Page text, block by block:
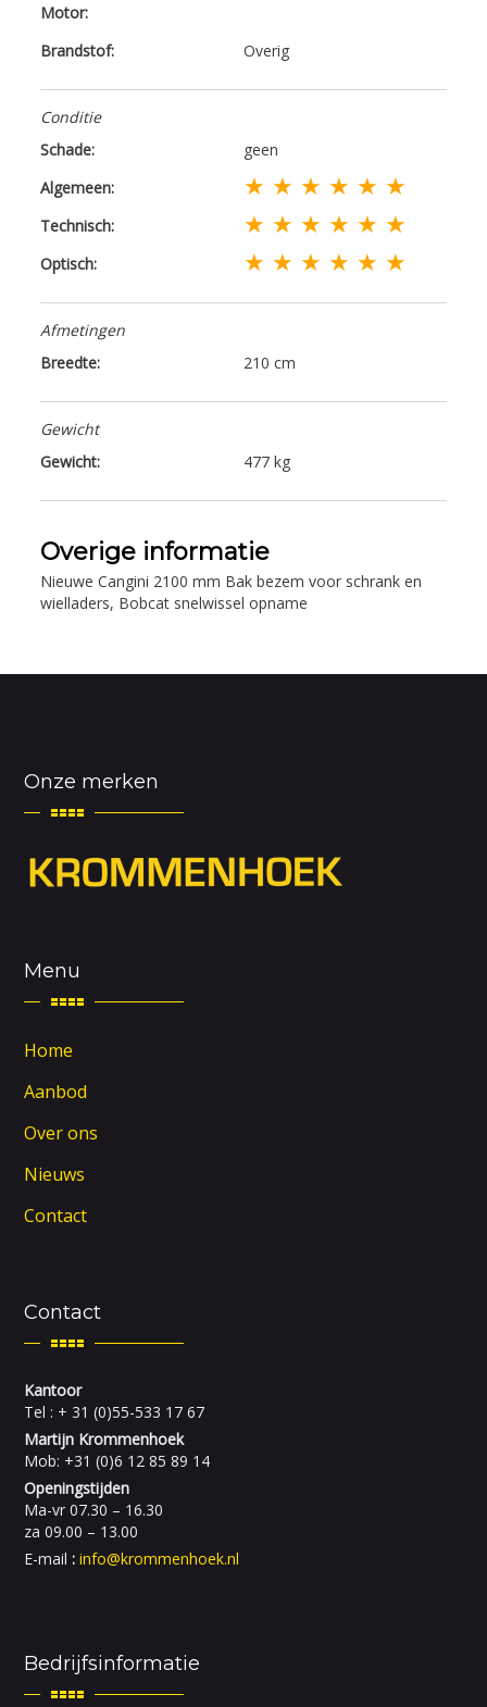
Motor:
Brandstof:
Overig
Conditie
Schade:
geen
Algemeen:
★ ★ ★ ★ ★ ★
Technisch: ★ ★ ★ ★ ★ ★
Optisch: ★ ★ ★ ★ ★ ★
Afmetingen
Breedte:
210 cm
Gewicht
Gewicht:
477 kg
Overige informatie
Nieuwe Cangini 2100 mm Bak bezem voor schrank en
wielladers, Bobcat snelwissel opname
Onze merken
Menu
Home
Aanbod
Over ons
Nieuws
Contact
Contact
Kantoor
Tel : + 31 (0)55-533 17 67
Martijn Krommenhoek
Mob: +31 (0)6 12 85 89 14
Openingstijden
Ma-vr 07.30 – 16.30
za 09.00 – 13.00
E-mail :info@krommenhoek.nl
Bedrijfsinformatie